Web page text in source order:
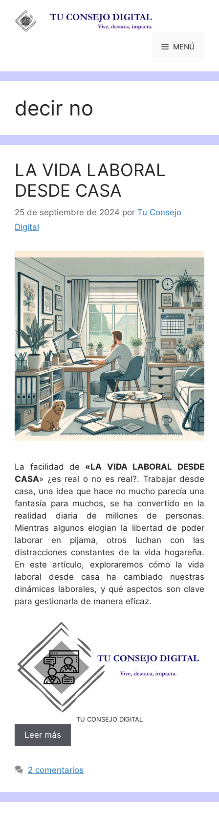
contenido
MENÚ
decir no
LA VIDA LABORAL
DESDE CASA
25 de septiembre de 2024 por Tu Consejo
Digital
La facilidad de «LA VIDA LABORAL DESDE
CASA» ¿es real o no es real?. Trabajar desde
casa, una idea que hace no mucho parecía una
fantasía para muchos, se ha convertido en la
realidad diaria de millones de personas.
Mientras algunos elogian la libertad de poder
laborar en pijama, otros luchan con las
distracciones constantes de la vida hogareña.
En este artículo, exploraremos cómo la vida
laboral desde casa ha cambiado nuestras
dinámicas laborales, y qué aspectos son clave
para gestionarla de manera eficaz.
TU CONSEJO DIGITAL
Leer más
2 comentarios